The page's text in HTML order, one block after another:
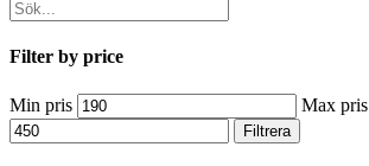
Filter by price
Min pris Max pris
Filtrera